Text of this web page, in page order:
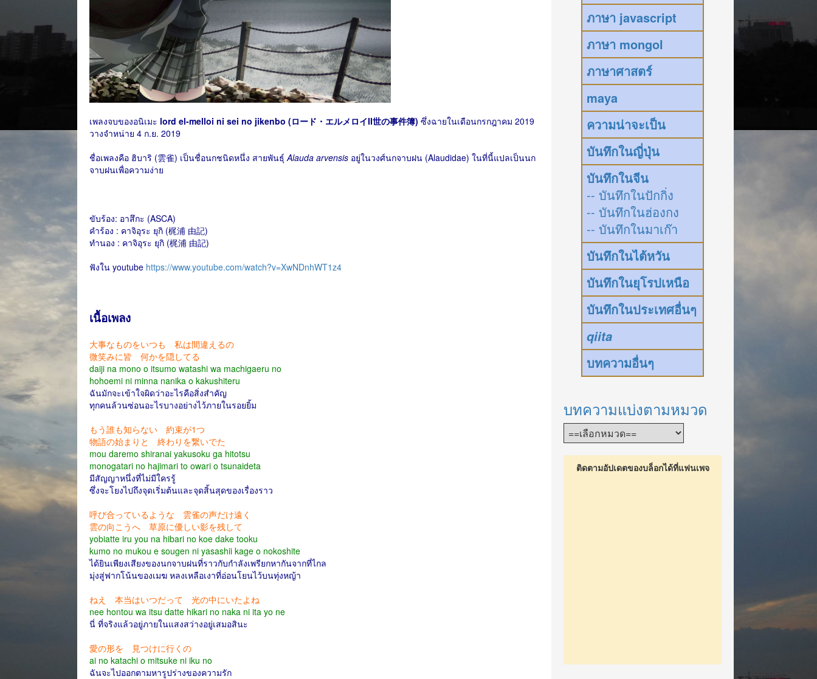
เพลงจบของอนิเมะ lord el-melloi ni sei no jikenbo (ロード・エルメロイII世の事件簿) ซึ่งฉายในเดือนกรกฎาคม 2019
วางจำหน่าย 4 ก.ย. 2019
ชื่อเพลงคือ ฮิบาริ (雲雀) เป็นชื่อนกชนิดหนึ่ง สายพันธุ์Alauda arvensis อยู่ในวงศ์นกจาบฝน (Alaudidae) ในที่นี้แปลเป็นนก
จาบฝนเพื่อความง่าย
ขับร้อง: อาสึกะ (ASCA)
คำร้อง : คาจิอุระ ยุกิ (梶浦 由記)
ทำนอง : คาจิอุระ ยุกิ (梶浦 由記)
ฟังใน youtube https://www.youtube.com/watch?v=XwNDnhWT1z4
เนื้อเพลง
大事なものをいつも 私は間違えるの
微笑みに皆 何かを隠してる
daiji na mono o itsumo watashi wa machigaeru no
hohoemi ni minna nanika o kakushiteru
ฉันมักจะเข้าใจผิดว่าอะไรคือสิ่งสำคัญ
ทุกคนล้วนซ่อนอะไรบางอย่างไว้ภายในรอยยิ้ม
もう誰も知らない 約束が1つ
物語の始まりと 終わりを繋いでた
mou daremo shiranai yakusoku ga hitotsu
monogatari no hajimari to owari o tsunaideta
มีสัญญาหนึ่งที่ไม่มีใครรู้
ซึ่งจะโยงไปถึงจุดเริ่มต้นและจุดสิ้นสุดของเรื่องราว
呼び合っているような 雲雀の声だけ遠く
雲の向こうへ 草原に優しい影を残して
yobiatte iru you na hibari no koe dake tooku
kumo no mukou e sougen ni yasashii kage o nokoshite
ได้ยินเพียงเสียงของนกจาบฝนที่ราวกับกำลังเพรียกหากันจากที่ไกล
มุ่งสู่ฟากโน้นของเมฆ หลงเหลือเงาที่อ่อนโยนไว้บนทุ่งหญ้า
ねえ 本当はいつだって 光の中にいたよね
nee hontou wa itsu datte hikari no naka ni ita yo ne
นี่ ที่จริงแล้วอยู่ภายในแสงสว่างอยู่เสมอสินะ
愛の形を 見つけに行くの
ai no katachi o mitsuke ni iku no
ฉันจะไปออกตามหารูปร่างของความรัก
ภาษา javascript
ภาษา mongol
ภาษาศาสตร์
maya
ความน่าจะเป็น
บันทึกในญี่ปุ่น
บันทึกในจีน
-- บันทึกในปักกิ่ง
-- บันทึกในฮ่องกง
-- บันทึกในมาเก๊า
บันทึกในไต้หวัน
บันทึกในยุโรปเหนือ
บันทึกในประเทศอื่นๆ
qiita
บทความอื่นๆ
บทความแบ่งตามหมวด
ติดตามอัปเดตของบล็อกได้ที่แฟนเพจ